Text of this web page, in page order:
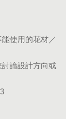
使用的花材／
論設計方向或